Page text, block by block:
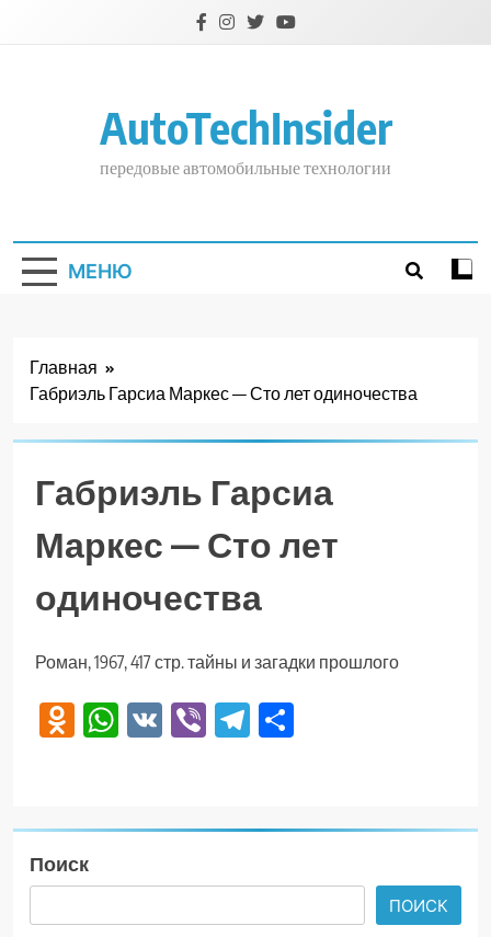
AutoTechInsider
передовые автомобильные технологии
МЕНЮ
Главная
Габриэль Гарсиа Маркес — Сто лет одиночества
Габриэль Гарсиа
Маркес — Сто лет
одиночества
Роман, 1967, 417 стр. тайны и загадки прошлого
Odnoklassniki
WhatsApp
VK ViberTelegram
Поиск
ПОИСК